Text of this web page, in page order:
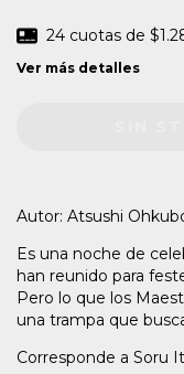
24 cuotas de
Ver más detalles
Autor: Atsushi
Es una noche de
han reunido para
Pero lo que los
una trampa que
Corresponde a Soru